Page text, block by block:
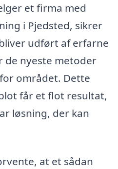
et firma med
i Pjedsted, sikrer
udført af erfarne
de nyeste metoder
området. Dette
får et flot resultat,
løsning, der kan
at et sådan